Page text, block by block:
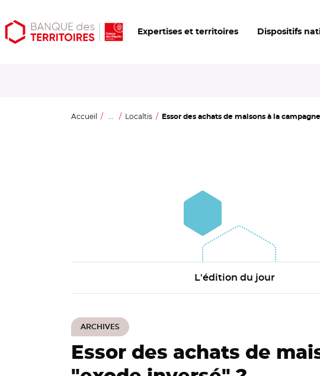
Aller
au
Aller
au
Ouvrir
les
Expertises et territoires Dispositifs
Accueil ... Localtis Essor des achats de maisons à la
L'édition du jour
ARCHIVES
Essor des achats de